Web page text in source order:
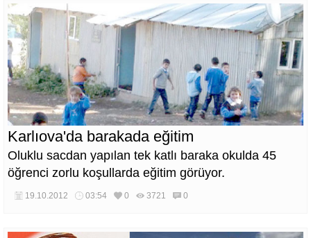
Karlıova'da barakada eğitim
Oluklu sacdan yapılan tek katlı baraka okulda 45
öğrenci zorlu koşullarda eğitim görüyor.
19.10.2012 03:54 0 3721 0